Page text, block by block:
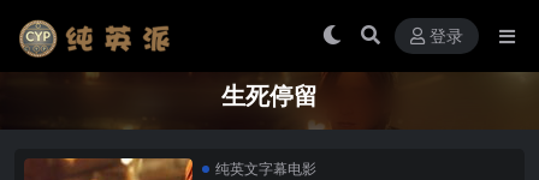
登录
生死停留
纯英文字幕电影